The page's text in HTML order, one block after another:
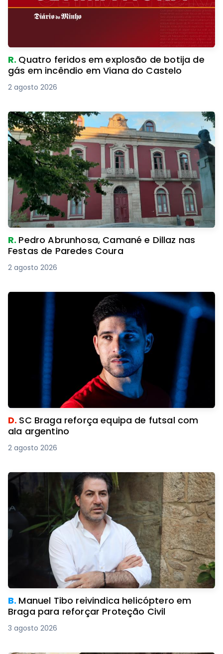
R. Quatro feridos em explosão de botija de
gás em incêndio em Viana do Castelo
2 agosto 2026
R. Pedro Abrunhosa, Camané e Dillaz nas
Festas de Paredes Coura
2 agosto 2026
D. SC Braga reforça equipa de futsal com
ala argentino
2 agosto 2026
B. Manuel Tibo reivindica helicóptero em
Braga para reforçar Proteção Civil
3 agosto 2026